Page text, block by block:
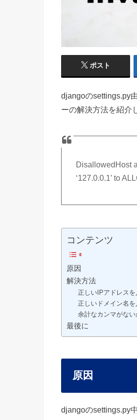
ポスト
djangoのsettings.py
ーの解決方法を紹介
DisallowedHost
‘127.0.0.1’ to
コンテンツ
原因
解決方法
正しいIPアドレスを
正しいドメイン名を
余計なカンマがな
最後に
原因
djangoのsettings.py